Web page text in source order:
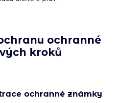
ochranné
kroků
ochranné známky